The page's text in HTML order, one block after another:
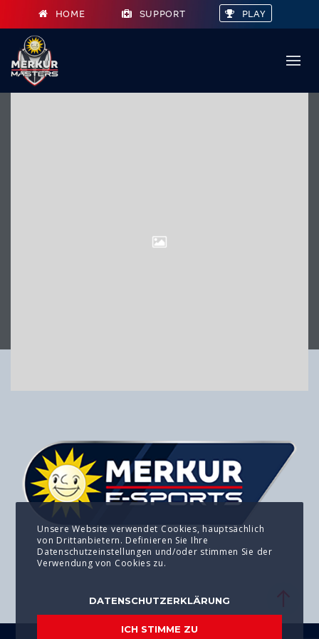
HOME SUPPORT PLAY
Unsere Website verwendet Cookies, hauptsächlich
von Drittanbietern. Definieren Sie Ihre
Datenschutzeinstellungen und/oder stimmen Sie der
Verwendung von Cookies zu.
DATENSCHUTZERKLÄRUNG
ICH STIMME ZU